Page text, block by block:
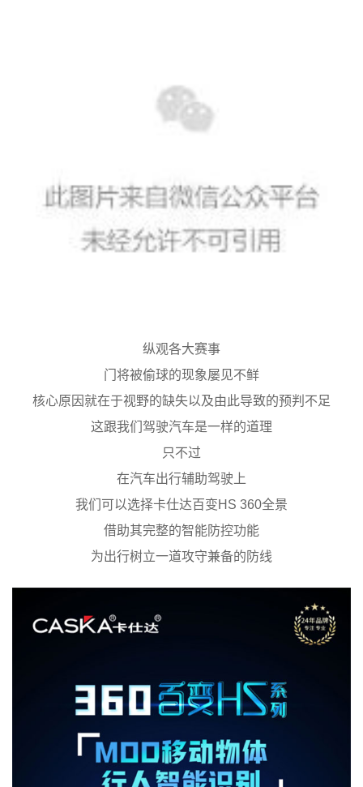
纵观各大赛事
门将被偷球的现象屡见不鲜
核心原因就在于视野的缺失以及由此导致的预判不足
这跟我们驾驶汽车是一样的道理
只不过
在汽车出行辅助驾驶上
我们可以选择卡仕达百变HS 360全景
借助其完整的智能防控功能
为出行树立一道攻守兼备的防线